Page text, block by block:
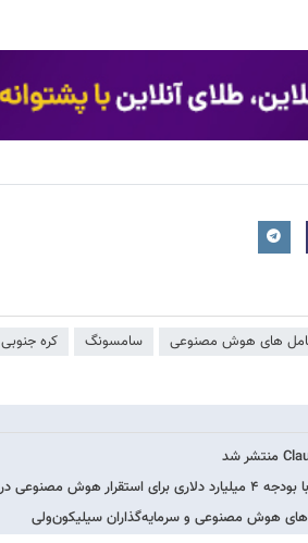
های هوش مصنوعی سامسونگ کره جنوبی
هوش مصنوعی و سرمایه‌گذاران سیلیکون‌ولی